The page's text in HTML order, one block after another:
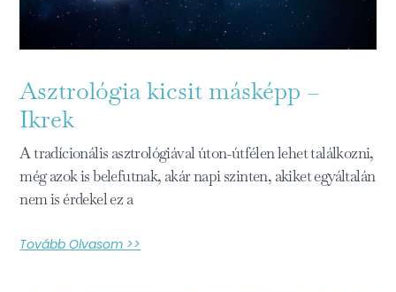
Asztrológia kicsit másképp –
Ikrek
A tradícionális asztrológiával úton-útfélen lehet találkozni,
még azok is belefutnak, akár napi szinten, akiket egyáltalán
nem is érdekel ez a
Tovább Olvasom >>